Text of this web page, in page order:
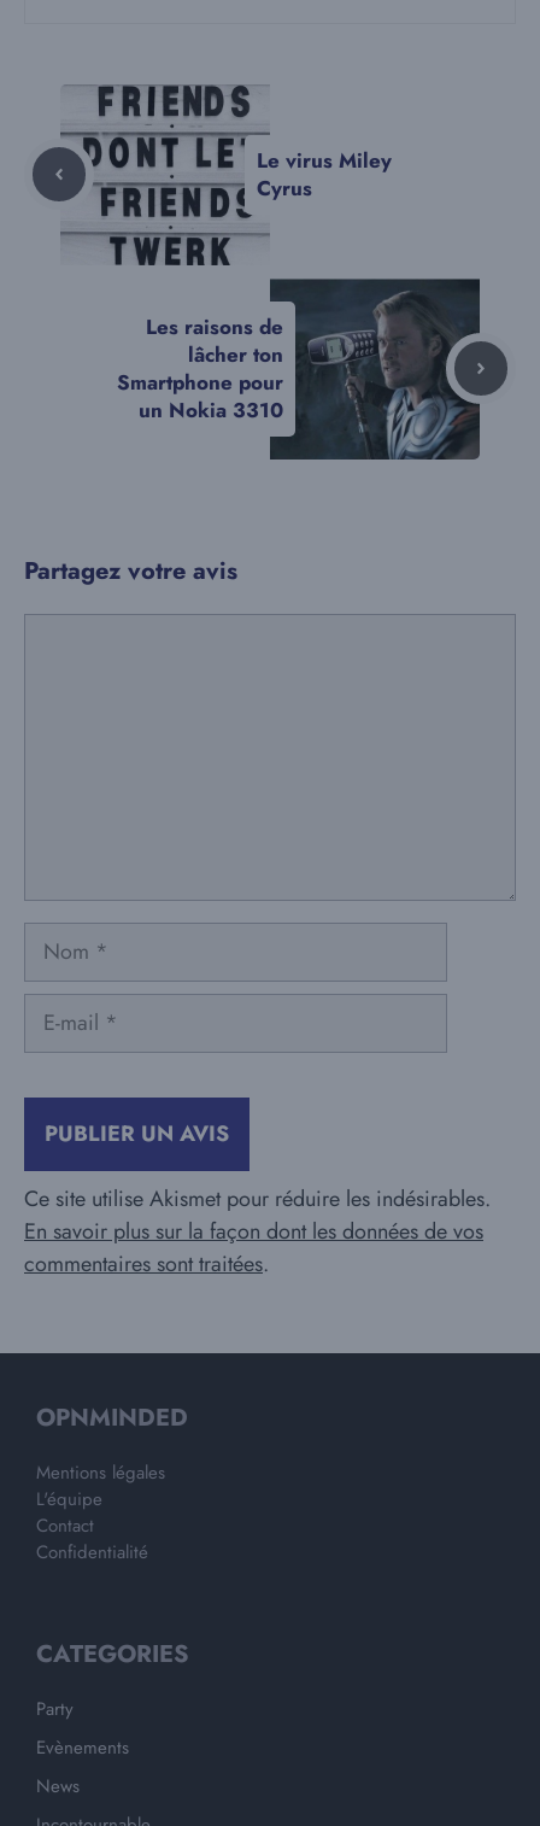
Le virus Miley
Cyrus
Les raisons de
lâcher ton
Smartphone pour
un Nokia 3310
Partagez votre avis
Nom
mail
Ce site utilise Akismet pour réduire les indésirables.
En savoir plus sur la façon dont les données de vos
commentaires sont traitées.
OPNMINDED
Mentions légales
L'équipe
Contact
Confidentialité
CATEGORIES
Party
Evènements
News